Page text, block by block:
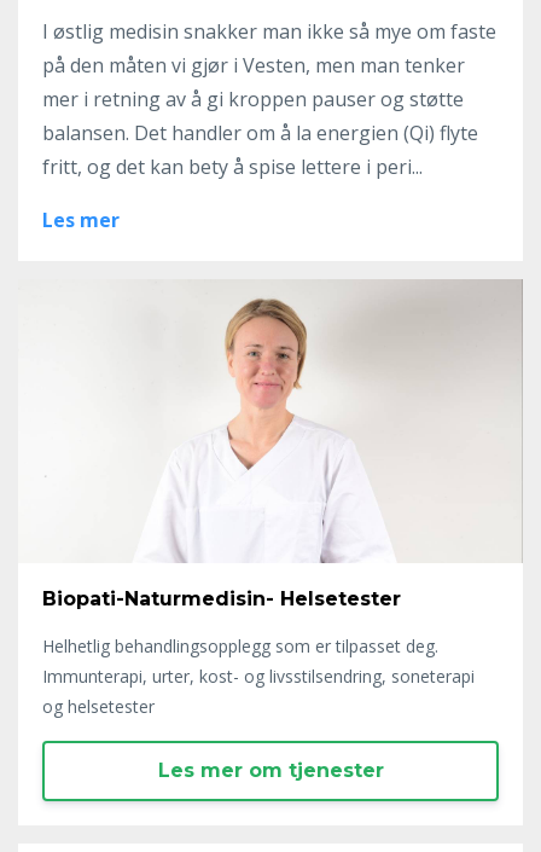
I østlig medisin snakker man ikke så mye om faste
på den måten vi gjør i Vesten, men man tenker
mer i retning av å gi kroppen pauser og støtte
balansen. Det handler om å la energien (Qi) flyte
fritt, og det kan bety å spise lettere i peri...
Les mer
Biopati-Naturmedisin- Helsetester
Helhetlig behandlingsopplegg som er tilpasset deg.
Immunterapi, urter, kost- og livsstilsendring, soneterapi
og helsetester
Les mer om tjenester